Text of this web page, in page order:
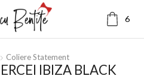
6
Coliere Statement
IBIZA BLACK